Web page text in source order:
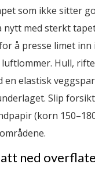
som ikke sitter
nytt med sterkt
å presse limet
Hull,
en elastisk
Slip
(korn
ned